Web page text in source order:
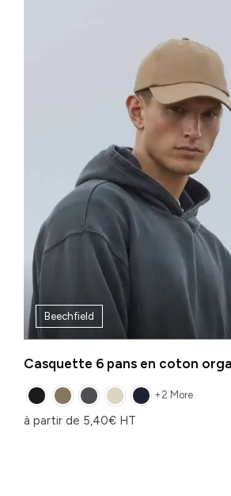
Beechfield
Casquette 6 pans en coton
+2 More
à partir de 5,40€ HT